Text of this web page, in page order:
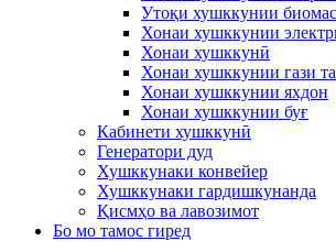
Утоқи хушккунии
Хонаи хушккунии
Хонаи хушккунӣ
Хонаи хушккунии гази
Хонаи хушккунии яхдон
Хонаи хушккунии буғ
Кабинети хушккунӣ
Генератори дуд
Хушккунаки конвейер
Хушккунаки гардишкунанда
Қисмҳо ва лавозимот
Бо мо тамос гиред